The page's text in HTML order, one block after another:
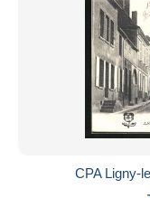
CPA Ligny-